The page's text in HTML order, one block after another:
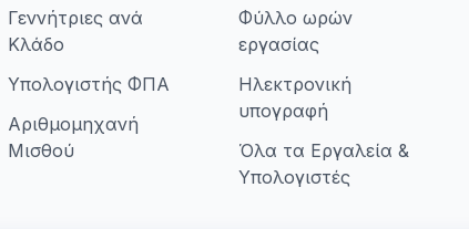
Γεννήτριες ανά
Κλάδο
Υπολογιστής ΦΠΑ
Αριθμομηχανή
Μισθού
Φύλλο ωρών
εργασίας
Ηλεκτρονική
υπογραφή
Όλα τα Εργαλεία &
Υπολογιστές